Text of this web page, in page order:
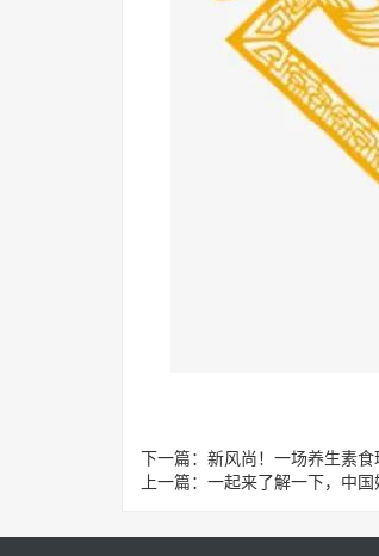
下一篇： 新风尚！一场养生素
上一篇： 一起来了解一下，中